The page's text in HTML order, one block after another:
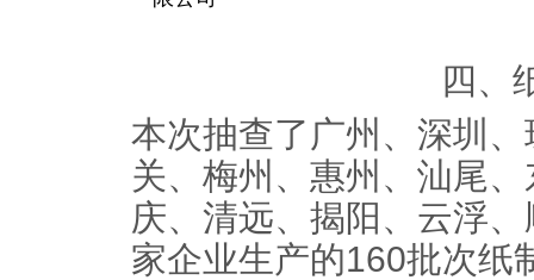
四、
本次抽查了广州、深圳
关、梅州、惠州、汕尾
庆、清远、揭阳、云浮
家企业生产的160批次纸